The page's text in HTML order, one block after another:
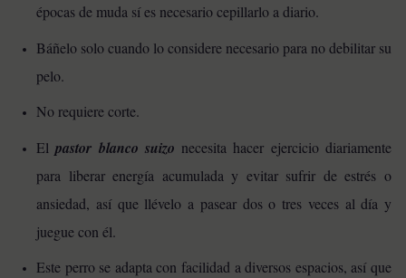
épocas de muda sí es necesario cepillarlo a diario.
Báñelo solo cuando lo considere necesario para no debilitar su
pelo.
No requiere corte.
Elpastor blanco suizo necesita hacer ejercicio diariamente
para liberar energía acumulada y evitar sufrir de estrés o
ansiedad, así que llévelo a pasear dos o tres veces al día y
juegue con él.
Este perro se adapta con facilidad a diversos espacios, así que